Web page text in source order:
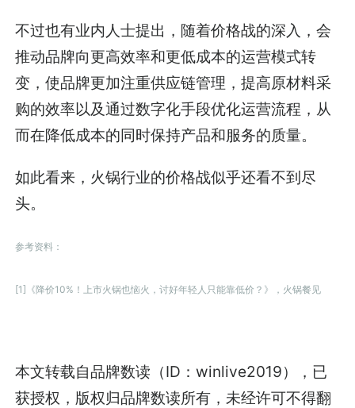
不过也有业内人士提出，随着价格战的深入，会
推动品牌向更高效率和更低成本的运营模式转
变，使品牌更加注重供应链管理，提高原材料采
购的效率以及通过数字化手段优化运营流程，从
而在降低成本的同时保持产品和服务的质量。
如此看来，火锅行业的价格战似乎还看不到尽
头。
参考资料：
[1]《降价10%！上市火锅也恼火，讨好年轻人只能靠低价？》，火锅餐见
本文转载自品牌数读（ID：winlive2019），已
获授权，版权归品牌数读所有，未经许可不得翻